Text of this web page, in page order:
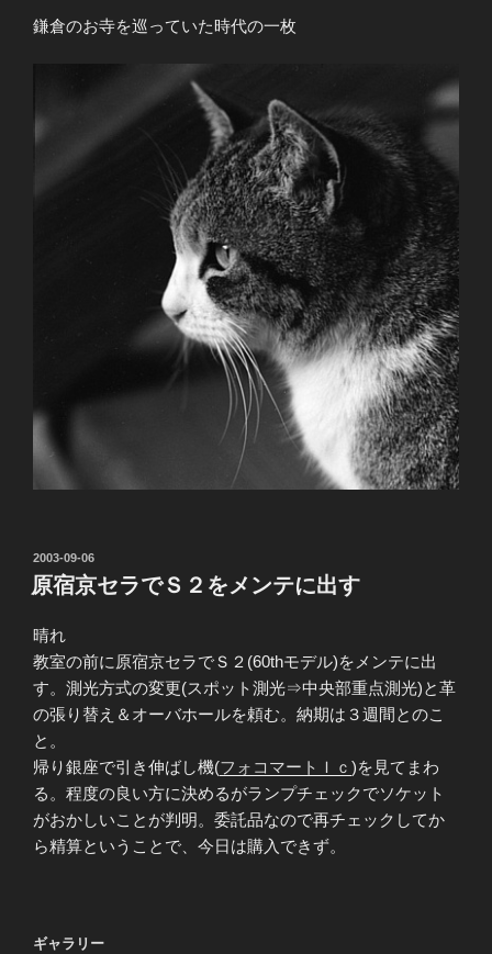
鎌倉のお寺を巡っていた時代の一枚
投
稿
日:
2003-09-06
原宿京セラでＳ２をメンテに出す
晴れ
教室の前に原宿京セラでＳ２(60thモデル)をメンテに出
す。測光方式の変更(スポット測光⇒中央部重点測光)と革
の張り替え＆オーバホールを頼む。納期は３週間とのこ
と。
帰り銀座で引き伸ばし機(フォコマートＩｃ )を見てまわ
る。程度の良い方に決めるがランプチェックでソケット
がおかしいことが判明。委託品なので再チェックしてか
ら精算ということで、今日は購入できず。
ギャラリー